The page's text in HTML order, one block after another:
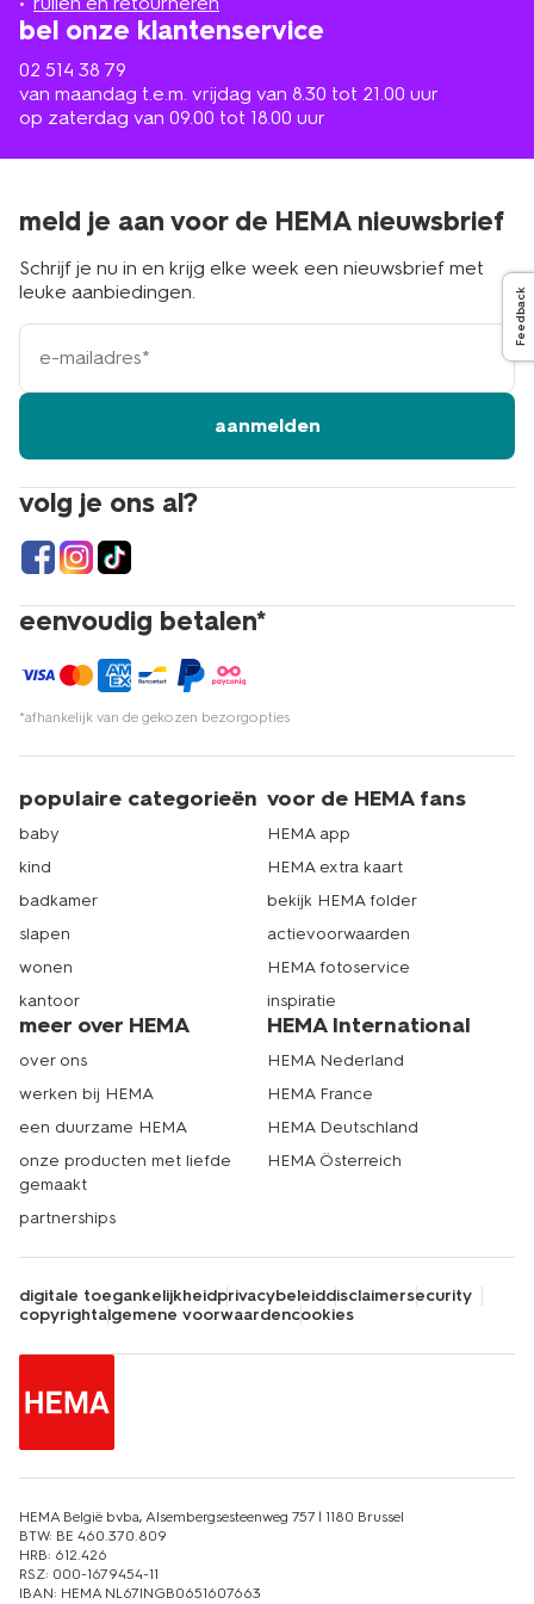
bel onze klantenservice
02 514 38 79
van maandag t.e.m. vrijdag van 8.30 tot 21.00 uur
op zaterdag van 09.00 tot 18.00 uur
volg je ons al?
eenvoudig betalen*
*afhankelijk van de gekozen bezorgopties
meld je aan voor de HEMA nieuwsbrief
Schrijf je nu in en krijg elke week een nieuwsbrief met
leuke aanbiedingen.
e-
mailadres
aanmelden
populaire categorieën
baby
kind
badkamer
slapen
wonen
kantoor
voor de HEMA fans
HEMA app
HEMA extra kaart
bekijk HEMA folder
actievoorwaarden
HEMA fotoservice
inspiratie
meer over HEMA
over ons
werken bij HEMA
een duurzame HEMA
onze producten met liefde
gemaakt
partnerships
HEMA International
HEMA Nederland
HEMA France
HEMA Deutschland
HEMA Österreich
digitale toegankelijkheidprivacybeleiddisclaimersecurity
copyrightalgemene voorwaardencookies
HEMA België bvba, Alsembergsesteenweg 757 | 1180 Brussel
BTW: BE 460.370.809
HRB: 612.426
RSZ: 000-1679454-11
IBAN: HEMA NL67INGB0651607663
Feedback